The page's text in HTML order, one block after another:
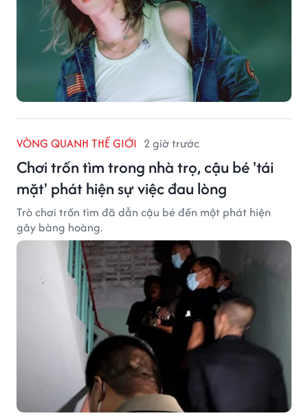
VÒNG QUANH THẾ GIỚI 2 giờ trước
Chơi trốn tìm trong nhà trọ, cậu bé 'tái
mặt' phát hiện sự việc đau lòng
Trò chơi trốn tìm đã dẫn cậu bé đến một phát hiện
gây bàng hoàng.